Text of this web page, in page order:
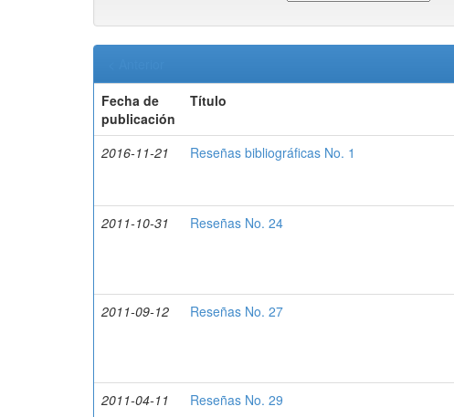
Fecha de
publicación
Título
2016-11-21 Reseñas bibliográficas No. 1
2011-10-31
Reseñas No. 24
2011-09-12
Reseñas No. 27
2011-04-11
Reseñas No. 29